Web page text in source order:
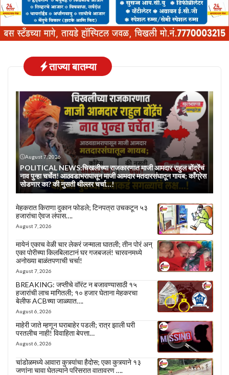
ताज्या बातम्या
August 7, 2026
POLITICAL NEWS:चिखलीच्या राजकारणात माजी आमदार राहुल बोंद्रेंचं
नाव पुन्हा चर्चेत! आठवडाभरापासून माजी आमदार मतदारसंघातून गायब; काँग्रेस
सोडणार का? की नुसती थील्लर चर्चा…!
मेहकरात किराणा दुकान फोडले; टिनपत्रा उचकटून ५३
हजारांचा ऐवज लंपास….
August 7, 2026
मायेनं एकाच वेळी चार लेकरं जन्माला घातली; तीन पोरं अन्
एका पोरीच्या किलबिलाटानं घर गजबजलं! चारवनमध्ये
अनोख्या बाळंतपणाची चर्चा!
August 7, 2026
BREAKING: जप्तीचे वॉरंट न बजावण्यासाठी १५
हजारांची लाच मागितली; १० हजार घेताना मेहकरचा
बेलीफ ACBच्या जाळ्यात….
August 6, 2026
माहेरी जाते म्हणून घराबाहेर पडली; रात्र झाली घरी
परतलीच नाही! विवाहिता बेपत्ता…
August 6, 2026
चांडोळमध्ये आवारा कुत्र्यांचा हैदोस; एका कुत्र्याने १३
जणांना चावा घेतल्याने परिसरात वातावरण ….